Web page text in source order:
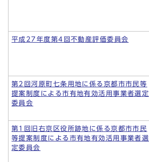
平成27年度第4回不動産評価委員会
第2回河原町七条用地に係る京都市市民等
提案制度による市有地有効活用事業者選定
委員会
第1回旧右京区役所跡地に係る京都市市民
等提案制度による市有地有効活用事業者選
定委員会